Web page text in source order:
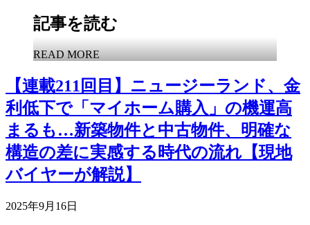
記事を読む
READ MORE
【連載211回目】ニュージーランド、金
利低下で「マイホーム購入」の機運高
まるも…新築物件と中古物件、明確な
構造の差に実感する時代の流れ【現地
バイヤーが解説】
2025年9月16日